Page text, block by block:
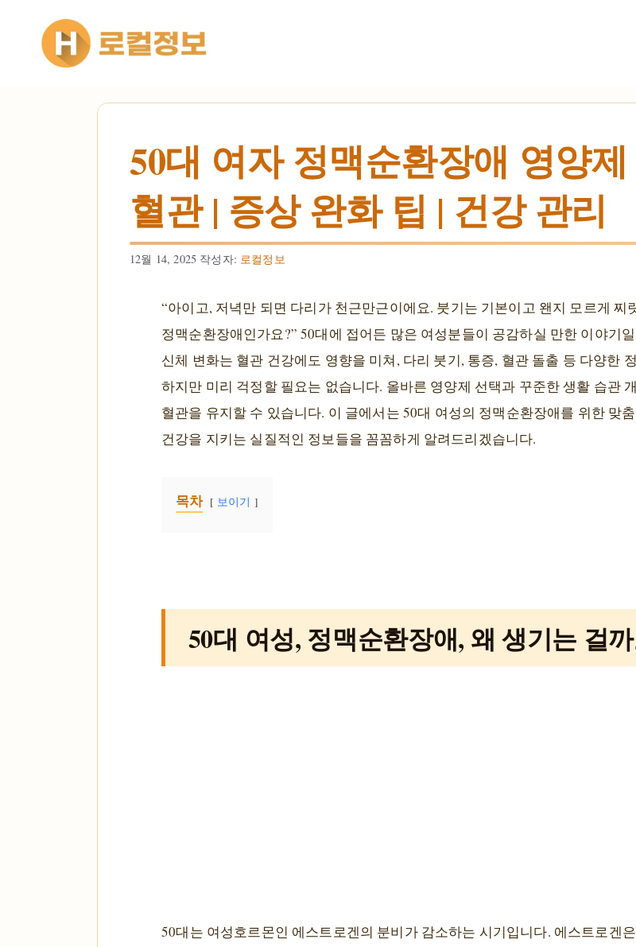
건너뛰기
50대 여자 정맥순환장애 영양
혈관 | 증상 완화 팁 | 건강 관리
12월 14, 2025 작성자: 로컬정보
“아이고, 저녁만 되면 다리가 천근만근이에요. 붓기는 기본이고 왠지 모르게
정맥순환장애인가요?” 50대에 접어든 많은 여성분들이 공감하실 만한 이야기
신체 변화는 혈관 건강에도 영향을 미쳐, 다리 붓기, 통증, 혈관 돌출 등 다양한
하지만 미리 걱정할 필요는 없습니다. 올바른 영양제 선택과 꾸준한 생활 습관
혈관을 유지할 수 있습니다. 이 글에서는 50대 여성의 정맥순환장애를 위한 맞
건강을 지키는 실질적인 정보들을 꼼꼼하게 알려드리겠습니다.
목차 보이기
50대 여성, 정맥순환장애, 왜 생기는 걸
50대는 여성호르몬인 에스트로겐의 분비가 감소하는 시기입니다. 에스트로겐